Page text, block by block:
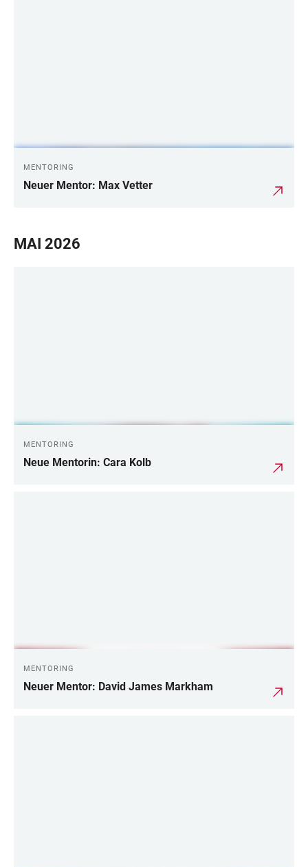
MENTORING
Neuer Mentor: Max Vetter
MAI 2026
MENTORING
Neue Mentorin: Cara Kolb
MENTORING
Neuer Mentor: David James Markham